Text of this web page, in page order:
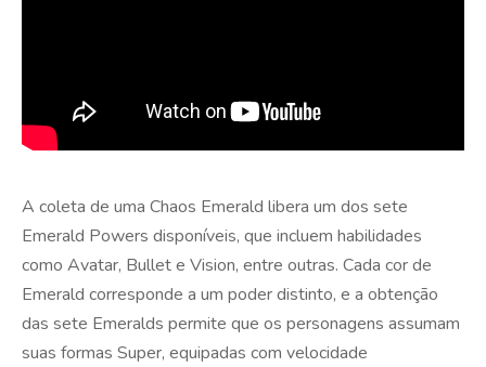
A coleta de uma Chaos Emerald libera um dos sete
Emerald Powers disponíveis, que incluem habilidades
como Avatar, Bullet e Vision, entre outras. Cada cor de
Emerald corresponde a um poder distinto, e a obtenção
das sete Emeralds permite que os personagens assumam
suas formas Super, equipadas com velocidade